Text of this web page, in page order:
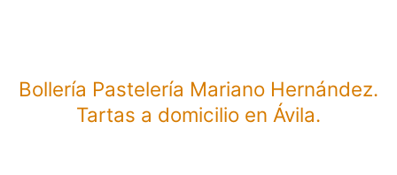
Bollería Pastelería Mariano Hernández.
Tartas a domicilio en Ávila.